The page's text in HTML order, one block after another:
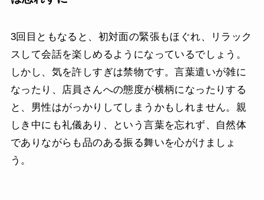
3回目ともなると、初対面の緊張もほぐれ、リラック
スして会話を楽しめるようになっているでしょう。
しかし、気を許しすぎは禁物です。言葉遣いが雑に
なったり、店員さんへの態度が横柄になったりする
と、男性はがっかりしてしまうかもしれません。親
しき中にも礼儀あり、という言葉を忘れず、自然体
でありながらも品のある振る舞いを心がけましょ
う。